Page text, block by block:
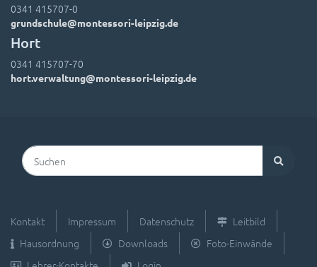
0341 415707-0
grundschule@montessori-leipzig.de
Hort
0341 415707-70
hort.verwaltung@montessori-leipzig.de
Suchen
Kontakt Impressum Datenschutz
Leitbild
Hausordnung
Downloads
Foto-Einwände